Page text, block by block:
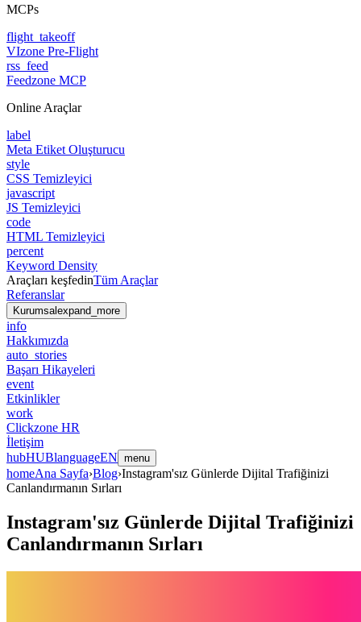
MCPs
flight_takeoff
VIzone Pre-Flight
rss_feed
Feedzone MCP
Online Araçlar
label
Meta Etiket Oluşturucu
style
CSS Temizleyici
javascript
JS Temizleyici
code
HTML Temizleyici
percent
Keyword Density
Araçları keşfedinTüm Araçlar
Referanslar
Kurumsalexpand_more
info
Hakkımızda
auto_stories
Başarı Hikayeleri
event
Etkinlikler
work
Clickzone HR
İletişim
hubHUBlanguageEN menu
homeAna Sayfa›Blog›Instagram'sız Günlerde Dijital Trafiğinizi
Canlandırmanın Sırları
Instagram'sız Günlerde Dijital Trafiğinizi
Canlandırmanın Sırları